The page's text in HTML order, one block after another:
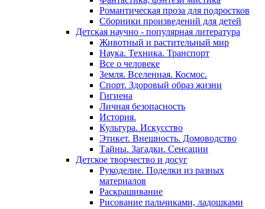
Романтическая проза для подростков
Сборники произведений для детей
Детская научно - популярная литература
Животный и растительный мир
Наука. Техника. Транспорт
Все о человеке
Земля. Вселенная. Космос.
Спорт. Здоровый образ жизни
Гигиена
Личная безопасность
История.
Культура. Искусство
Этикет. Внешность. Домоводство
Тайны. Загадки. Сенсации
Детское творчество и досуг
Рукоделие. Поделки из разных
материалов
Раскрашивание
Рисование пальчиками, ладошками